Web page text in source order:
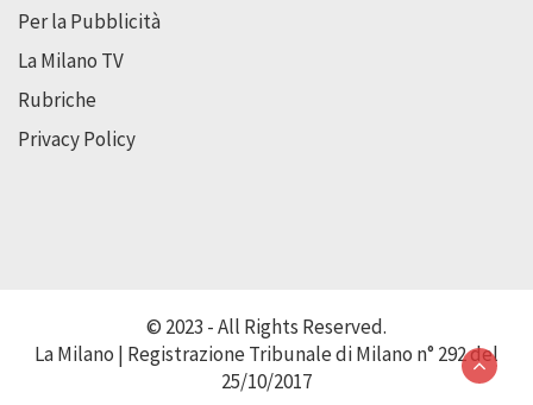
Per la Pubblicità
La Milano TV
Rubriche
Privacy Policy
© 2023 - All Rights Reserved.
La Milano | Registrazione Tribunale di Milano n° 292 del
25/10/2017